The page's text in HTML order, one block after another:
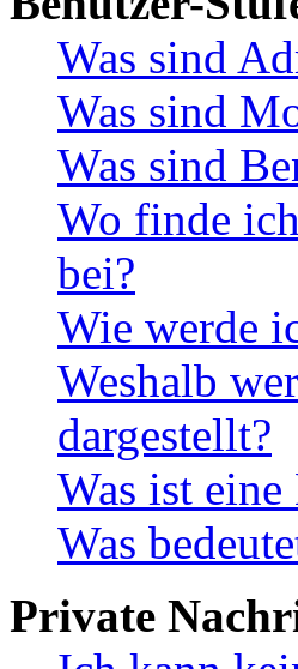
Was sind
Was sind
Was sind
Wo finde
bei?
Wie werde
Weshalb
dargestellt?
Was ist
Was
Private